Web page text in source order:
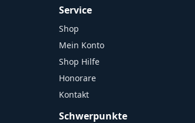
Service
Shop
Mein Konto
Shop Hilfe
Honorare
Kontakt
Schwerpunkte